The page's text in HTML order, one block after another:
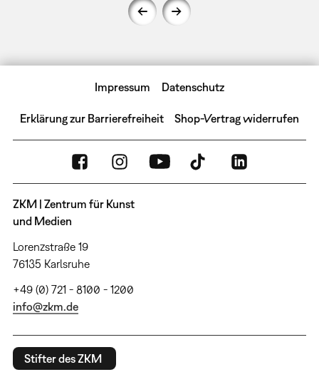
Impressum Datenschutz
Erklärung zur Barrierefreiheit Shop-Vertrag widerrufen
ZKM | Zentrum für Kunst
und Medien
Lorenzstraße 19
76135 Karlsruhe
+49 (0) 721 - 8100 - 1200
info@zkm.de
Stifter des ZKM